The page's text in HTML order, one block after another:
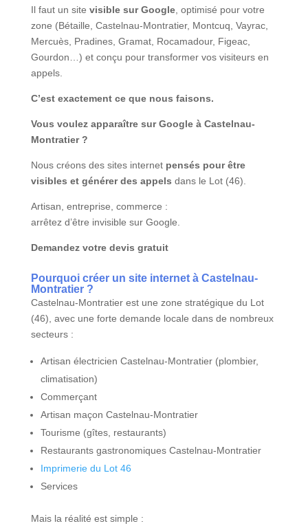
Il faut un site visible sur Google, optimisé pour votre
zone (Bétaille, Castelnau-Montratier, Montcuq, Vayrac,
Mercuès, Pradines, Gramat, Rocamadour, Figeac,
Gourdon…) et conçu pour transformer vos visiteurs en
appels.
C’est exactement ce que nous faisons.
Vous voulez apparaître sur Google à Castelnau-
Montratier ?
Nous créons des sites internet pensés pour être
visibles et générer des appels dans le Lot (46).
Artisan, entreprise, commerce :
arrêtez d’être invisible sur Google.
Demandez votre devis gratuit
Pourquoi créer un site internet à Castelnau-
Montratier ?
Castelnau-Montratier est une zone stratégique du Lot
(46), avec une forte demande locale dans de nombreux
secteurs :
Artisan électricien Castelnau-Montratier (plombier,
climatisation)
Commerçant
Artisan maçon Castelnau-Montratier
Tourisme (gîtes, restaurants)
Restaurants gastronomiques Castelnau-Montratier
Imprimerie du Lot 46
Services
Mais la réalité est simple :